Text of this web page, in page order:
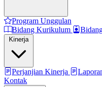
Program Unggulan
Bidang Kurikulum
Kinerja
Perjanjian Kinerja
Kontak